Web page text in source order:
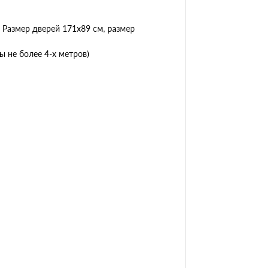
Размер дверей 171х89 cм, размер
не более 4-х метров)